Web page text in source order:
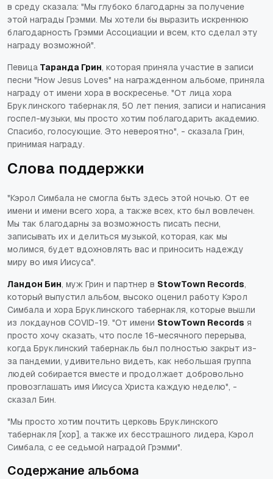
в среду сказала: "Мы глубоко благодарны за получение
этой награды Грэмми. Мы хотели бы выразить искреннюю
благодарность Грэмми Ассоциации и всем, кто сделал эту
награду возможной".
Певица Таранда Грин, которая приняла участие в записи
песни "How Jesus Loves" на награжденном альбоме, приняла
награду от имени хора в воскресенье. "От лица хора
Бруклинского табернакля, 50 лет пения, записи и написания
госпел-музыки, мы просто хотим поблагодарить академию.
Спасибо, голосующие. Это невероятно", - сказала Грин,
принимая награду.
Слова поддержки
"Кэрол Симбала не смогла быть здесь этой ночью. От ее
имени и имени всего хора, а также всех, кто был вовлечен.
Мы так благодарны за возможность писать песни,
записывать их и делиться музыкой, которая, как мы
молимся, будет вдохновлять вас и приносить надежду
миру во имя Иисуса".
Ландон Бин, муж Грин и партнер в StowTown Records,
который выпустил альбом, высоко оценил работу Кэрол
Симбала и хора Бруклинского табернакля, которые вышли
из локдаунов COVID-19. "От имени StowTown Records я
просто хочу сказать, что после 16-месячного перерыва,
когда Бруклинский табернакль был полностью закрыт из-
за пандемии, удивительно видеть, как небольшая группа
людей собирается вместе и продолжает добровольно
провозглашать имя Иисуса Христа каждую неделю", -
сказал Бин.
"Мы просто хотим почтить церковь Бруклинского
табернакля [хор], а также их бесстрашного лидера, Кэрол
Симбала, с ее седьмой наградой Грэмми".
Содержание альбома